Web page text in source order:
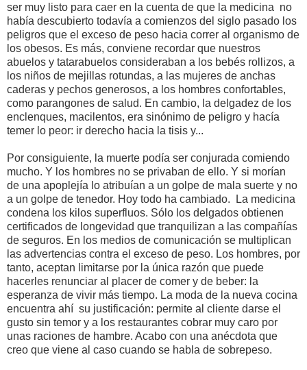
ser muy listo para caer en la cuenta de que la medicina no
había descubierto todavía a comienzos del siglo pasado los
peligros que el exceso de peso hacia correr al organismo de
los obesos. Es más, conviene recordar que nuestros
abuelos y tatarabuelos consideraban a los bebés rollizos, a
los niños de mejillas rotundas, a las mujeres de anchas
caderas y pechos generosos, a los hombres confortables,
como parangones de salud. En cambio, la delgadez de los
enclenques, macilentos, era sinónimo de peligro y hacía
temer lo peor: ir derecho hacia la tisis y...
Por consiguiente, la muerte podía ser conjurada comiendo
mucho. Y los hombres no se privaban de ello. Y si morían
de una apoplejía lo atribuían a un golpe de mala suerte y no
a un golpe de tenedor. Hoy todo ha cambiado. La medicina
condena los kilos superfluos. Sólo los delgados obtienen
certificados de longevidad que tranquilizan a las compañías
de seguros. En los medios de comunicación se multiplican
las advertencias contra el exceso de peso. Los hombres, por
tanto, aceptan limitarse por la única razón que puede
hacerles renunciar al placer de comer y de beber: la
esperanza de vivir más tiempo. La moda de la nueva cocina
encuentra ahí su justificación: permite al cliente darse el
gusto sin temor y a los restaurantes cobrar muy caro por
unas raciones de hambre. Acabo con una anécdota que
creo que viene al caso cuando se habla de sobrepeso.